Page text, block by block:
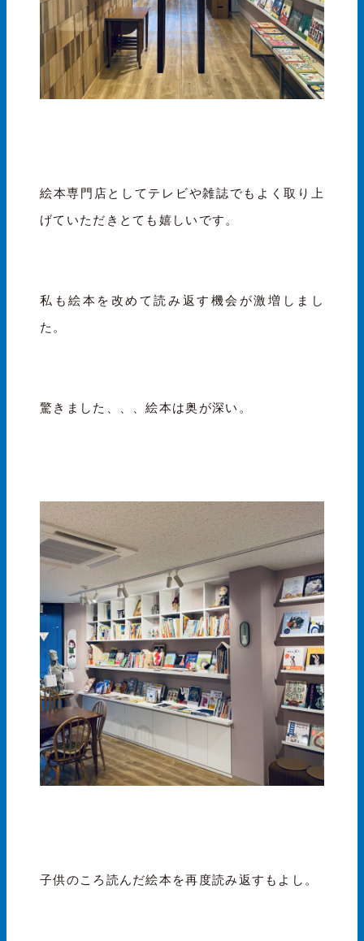
絵本専門店としてテレビや雑誌でもよく取り上
げていただきとても嬉しいです。
私も絵本を改めて読み返す機会が激増しまし
た。
驚きました、、、絵本は奥が深い。
子供のころ読んだ絵本を再度読み返すもよし。